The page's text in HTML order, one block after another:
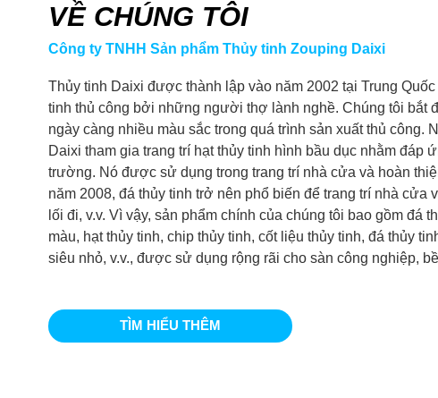
VỀ CHÚNG TÔI
Công ty TNHH Sản phẩm Thủy tinh Zouping Daixi
Thủy tinh Daixi được thành lập vào năm 2002 tại Trung
tinh thủ công bởi những người thợ lành nghề. Chúng tôi bắt
ngày càng nhiều màu sắc trong quá trình sản xuất thủ công.
Daixi tham gia trang trí hạt thủy tinh hình bầu dục nhằm đáp
trường. Nó được sử dụng trong trang trí nhà cửa và hoàn
năm 2008, đá thủy tinh trở nên phổ biến để trang trí nhà cửa
lối đi, v.v. Vì vậy, sản phẩm chính của chúng tôi bao gồm đá
màu, hạt thủy tinh, chip thủy tinh, cốt liệu thủy tinh, đá thủy
siêu nhỏ, v.v., được sử dụng rộng rãi cho sàn công nghiệp,
TÌM HIỂU THÊM